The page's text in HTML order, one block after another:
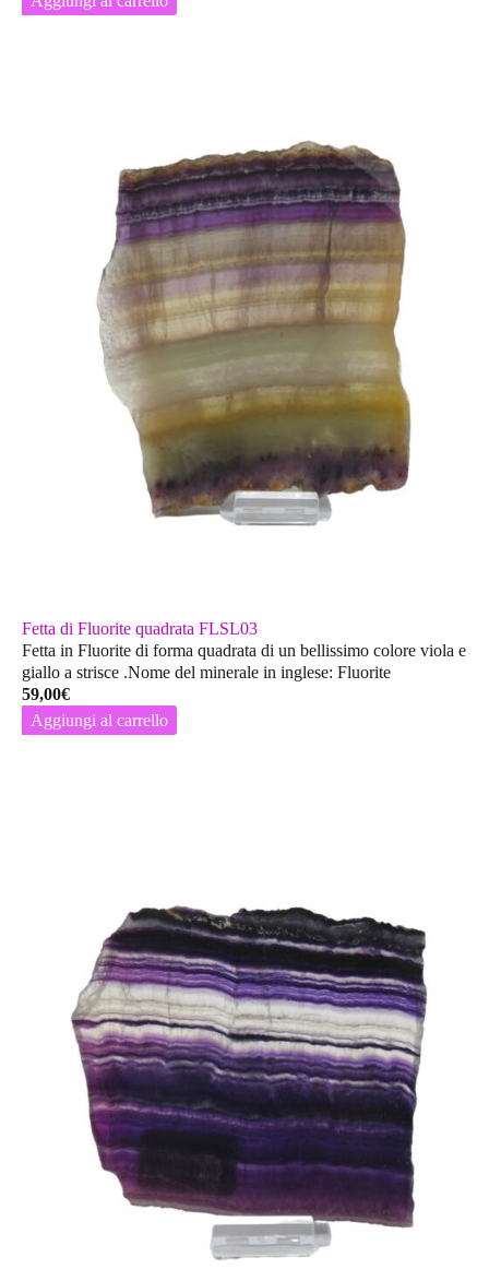
Fetta di Fluorite quadrata FLSL03
Fetta in Fluorite di forma quadrata di un bellissimo colore viola e
giallo a strisce .Nome del minerale in inglese: Fluorite
59,00€
Aggiungi al carrello